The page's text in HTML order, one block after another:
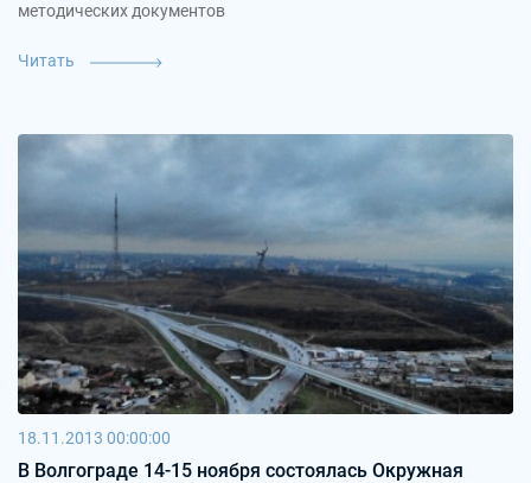
методических документов
Читать
18.11.2013 00:00:00
В Волгограде 14-15 ноября состоялась Окружная